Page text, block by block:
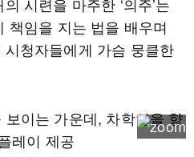
책임을 지는 법을 배우며
청자들에게 가슴 뭉클한